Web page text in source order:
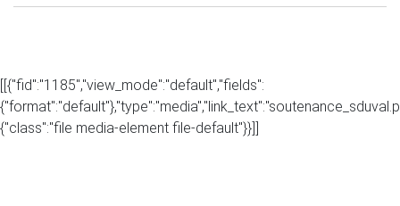
[[{"fid":"1185","view_mode":"default","fields":
{"class":"file media-element file-default"}}]]